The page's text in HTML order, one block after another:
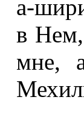
а-
в
мне,